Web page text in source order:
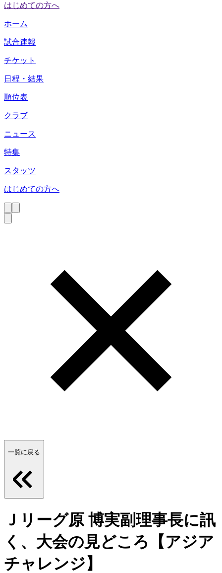
はじめての方へ
ホーム
試合速報
チケット
日程・結果
順位表
クラブ
ニュース
特集
スタッツ
はじめての方へ
一覧に戻る
Ｊリーグ原 博実副理事長に訊
く、大会の見どころ【アジア
チャレンジ】